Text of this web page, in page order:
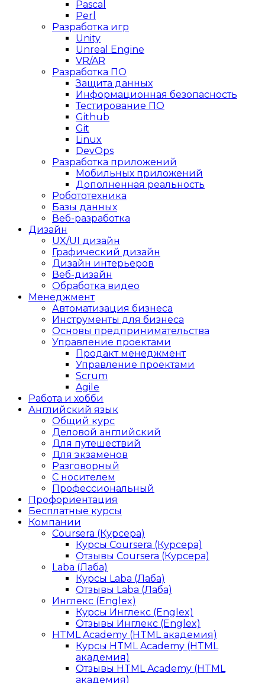
Pascal
Perl
Разработка игр
Unity
Unreal Engine
VR/AR
Разработка ПО
Защита данных
Информационная безопасность
Тестирование ПО
Github
Git
Linux
DevOps
Разработка приложений
Мобильных приложений
Дополненная реальность
Робототехника
Базы данных
Веб-разработка
Дизайн
UX/UI дизайн
Графический дизайн
Дизайн интерьеров
Веб-дизайн
Обработка видео
Менеджмент
Автоматизация бизнеса
Инструменты для бизнеса
Основы предпринимательства
Управление проектами
Продакт менеджмент
Управление проектами
Scrum
Agile
Работа и хобби
Английский язык
Общий курс
Деловой английский
Для путешествий
Для экзаменов
Разговорный
С носителем
Профессиональный
Профориентация
Бесплатные курсы
Компании
Coursera (Курсера)
Курсы Coursera (Курсера)
Отзывы Coursera (Курсера)
Laba (Лаба)
Курсы Laba (Лаба)
Отзывы Laba (Лаба)
Инглекс (Englex)
Курсы Инглекс (Englex)
Отзывы Инглекс (Englex)
HTML Academy (HTML академия)
Курсы HTML Academy (HTML
академия)
Отзывы HTML Academy (HTML
академия)